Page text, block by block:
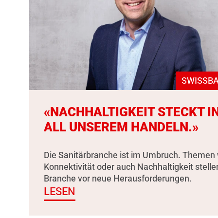
«NACHHALTIGKEIT STECKT
ALL UNSEREM HANDELN.»
Die Sanitärbranche ist im Umbruch. Themen
Konnektivität oder auch Nachhaltigkeit
Branche vor neue Herausforderungen.
LESEN